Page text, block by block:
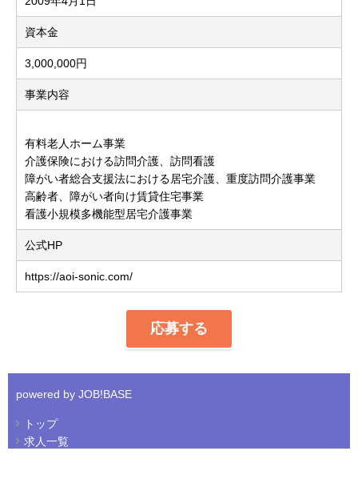
資本金
3,000,000円
事業内容
有料老人ホーム事業
介護保険における訪問介護、訪問看護
障がい者総合支援法における居宅介護、重度訪問介護事業
高齢者、障がい者向け賃貸住宅事業
看護小規模多機能型居宅介護事業
公式HP
https://aoi-sonic.com/
応募する
powered by JOB!BASE
トップ
求人一覧